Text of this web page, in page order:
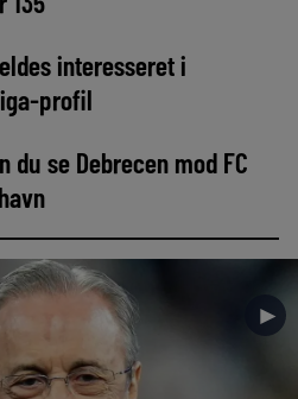
interesseret i
profil
du se Debrecen mod FC
►